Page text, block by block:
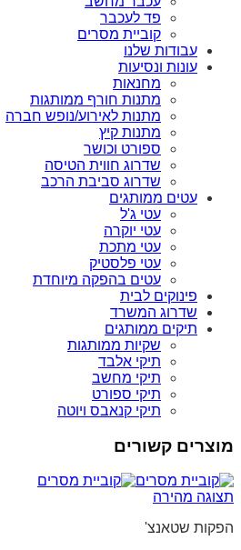
פד לעכבר
קוביית מסרים
עבודות שלנו
עונות ונסיעות
מחנאות
מתנות חורף ממותגות
מתנות לאירוע/נופש חברה
מתנות קיץ
ספורט וכושר
שדרוג חווית הטיסה
שדרוג סביבת הרכב
עטים ממותגים
עטי ג'ל
עטי יוקרה
עטי מתכת
עטי פלסטיק
עטים בהפקה מיוחדת
פינוקים לבית
שדרוג המשרד
תיקים ממותגים
שקיות ממותגות
תיקי אלבד
תיקי מחשב
תיקי ספורט
תיקי קנאבס ויוטה
מוצרים קשורים
תצוגה מהירה
הפקות שטאנצ'